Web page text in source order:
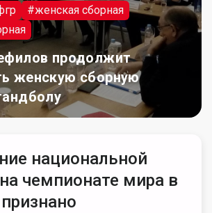
#женская сборная
продолжит
женскую сборную
национальной
чемпионате мира в